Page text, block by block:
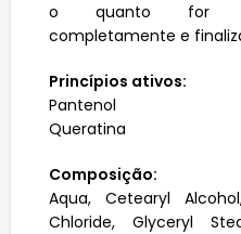
o quanto for
completamente e
Princípios ativos:
Pantenol
Queratina
Composição:
Aqua, Cetearyl
Chloride, Glyceryl